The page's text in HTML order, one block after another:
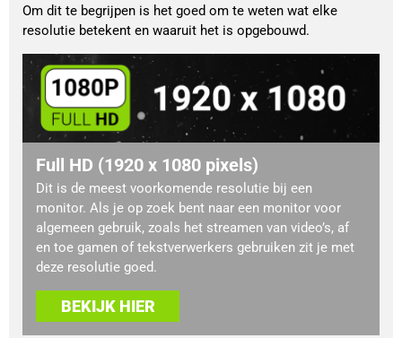
Om dit te begrijpen is het goed om te weten wat elke
resolutie betekent en waaruit het is opgebouwd.
Full HD (1920 x 1080 pixels)
Dit is de meest voorkomende resolutie bij een
monitor. Als je op zoek bent naar een monitor voor
algemeen gebruik, zoals het streamen van video’s, af
en toe gamen of tekstverwerkers gebruiken zit je met
deze resolutie goed.
BEKIJK HIER